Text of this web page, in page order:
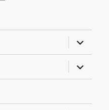
almenü
almenü